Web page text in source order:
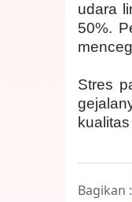
udara
50%.
Stres
Bagikan :